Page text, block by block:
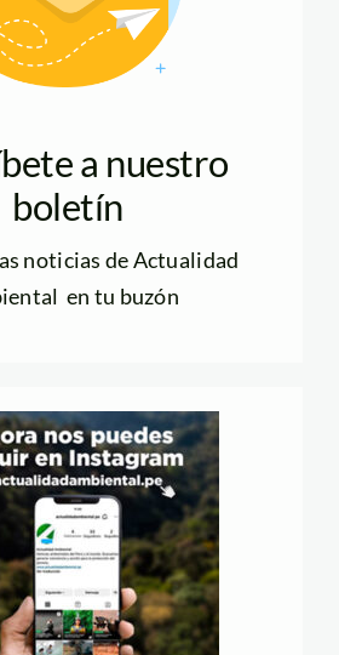
a nuestro
boletín
noticias de Actualidad
en tu buzón